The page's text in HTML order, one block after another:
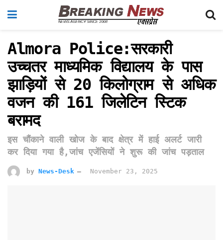
Almora Police:सरकारी
उच्चतर माध्यमिक विद्यालय के पास
झाड़ियों से 20 किलोग्राम से अधिक
वजन की 161 जिलेटिन स्टिक
बरामद
इस चौंकाने वाली खोज के बाद क्षेत्र में हाई अलर्ट जारी
कर दिया गया है,जांच एजेंसियों ने शुरू की जांच पड़ताल
by News-Desk November 23, 2025